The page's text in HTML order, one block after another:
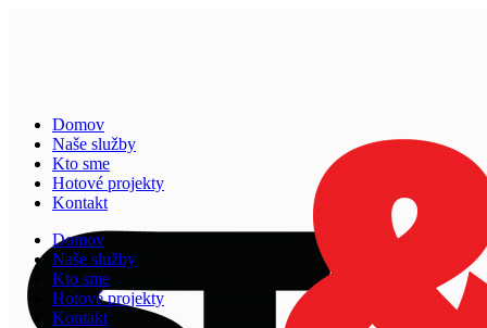
Domov
Naše služby
Kto sme
Hotové projekty
Kontakt
Domov
Naše služby
Kto sme
Hotové projekty
Kontakt